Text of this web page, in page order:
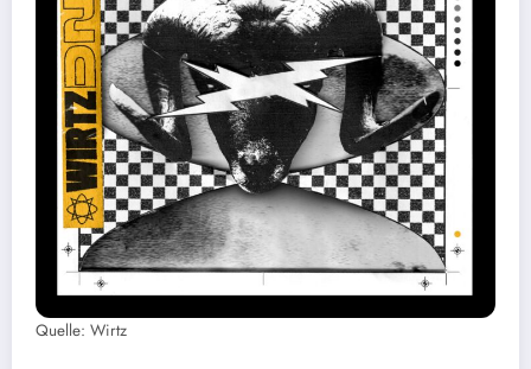
Quelle: Wirtz